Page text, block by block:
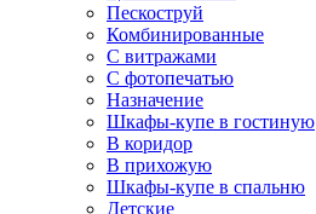
Пескоструй
Комбинированные
С витражами
С фотопечатью
Назначение
Шкафы-купе в гостиную
В коридор
В прихожую
Шкафы-купе в спальню
Детские